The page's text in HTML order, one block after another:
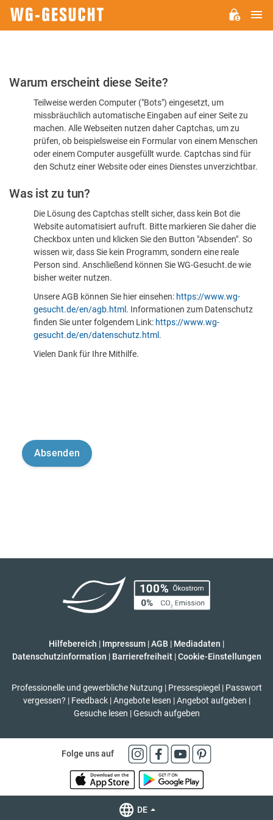
Bitte
dass
sind
Warum erscheint diese Seite?
Teilweise werden Computer ("Bots") eingesetzt, um
missbräuchlich automatische Eingaben auf einer Seite zu
machen. Alle Webseiten nutzen daher Captchas, um zu
prüfen, ob beispielsweise ein Formular von einem Menschen
oder einem Computer ausgefüllt wurde. Captchas sind für
den Schutz einer Website oder eines Dienstes unverzichtbar.
Was ist zu tun?
Die Lösung des Captchas stellt sicher, dass kein Bot die
Website automatisiert aufruft. Bitte markieren Sie daher die
Checkbox unten und klicken Sie den Button "Absenden". So
wissen wir, dass Sie kein Programm, sondern eine reale
Person sind. Anschließend können Sie WG-Gesucht.de wie
bisher weiter nutzen.
Unsere AGB können Sie hier einsehen: https://www.wg-
gesucht.de/en/agb.html . Informationen zum Datenschutz
finden Sie unter folgendem Link: https://www.wg-
gesucht.de/en/datenschutz.html .
Vielen Dank für Ihre Mithilfe.
Hilfebereich | Impressum |AGB | Mediadaten |
Datenschutzinformation | Barrierefreiheit | Cookie-Einstellungen
Professionelle und gewerbliche Nutzung | Pressespiegel | Passwort
vergessen? | Feedback | Angebote lesen | Angebot aufgeben |
Gesuche lesen | Gesuch aufgeben
Folge uns auf
DE